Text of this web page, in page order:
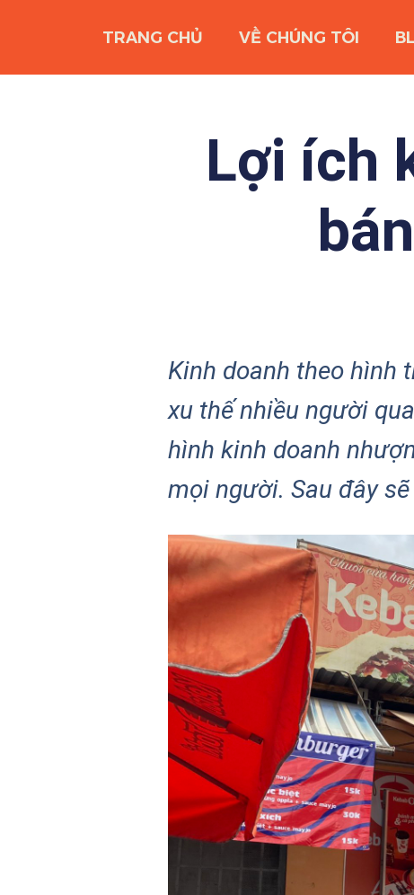
TRANG CHỦ VỀ CHÚNG TÔI
Lợi ích
Kinh doanh theo hình
xu thế nhiều người
hình kinh doanh
mọi người. Sau đây